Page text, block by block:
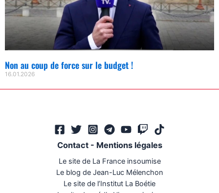
Non au coup de force sur le budget !
16.01.2026
Contact- Mentions légales
Le site de La France insoumise
Le blog de Jean-Luc Mélenchon
Le site de l’Institut La Boétie